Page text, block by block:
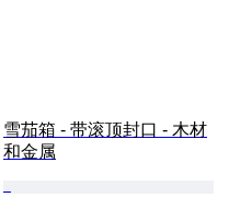
雪茄箱 - 带滚顶封口 - 木材
和金属